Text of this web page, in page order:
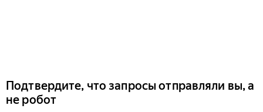
Подтвердите, что запросы отправляли вы, а
не робот